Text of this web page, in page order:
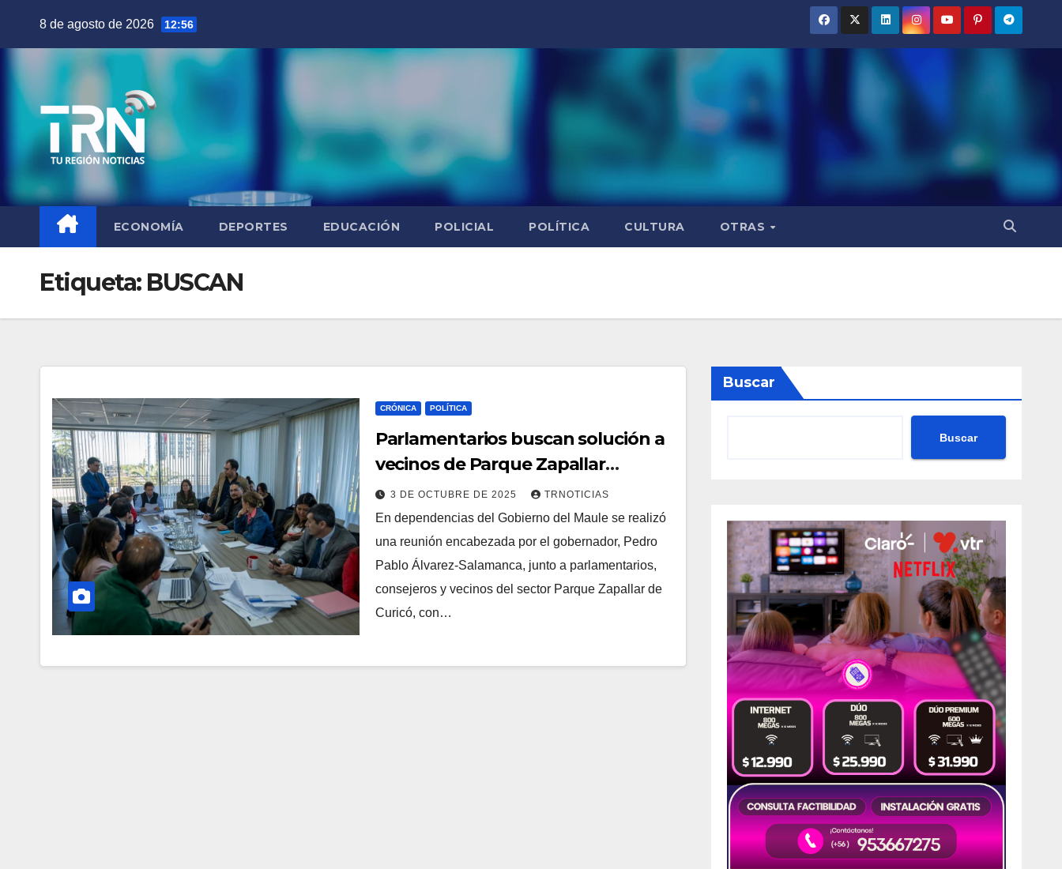
8 de agosto de 2026 12:56
ECONOMÍA DEPORTES EDUCACIÓN POLICIAL POLÍTICA CULTURA OTRAS
Etiqueta: BUSCAN
CRÓNICA POLÍTICA
Parlamentarios buscan solución a
vecinos de Parque Zapallar
afectados por inundaciones
3 DE OCTUBRE DE 2025 TRNOTICIAS
En dependencias del Gobierno del Maule se realizó
una reunión encabezada por el gobernador, Pedro
Pablo Álvarez-Salamanca, junto a parlamentarios,
consejeros y vecinos del sector Parque Zapallar de
Curicó, con…
Buscar
Buscar